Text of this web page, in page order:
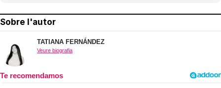
Sobre l'autor
TATIANA FERNÁNDEZ
Veure biografia